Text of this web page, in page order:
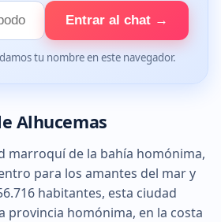
Entrar al chat →
tu nombre en este navegador.
Alhucemas
marroquí de la bahía homónima,
para los amantes del mar y
habitantes, esta ciudad
provincia homónima, en la costa